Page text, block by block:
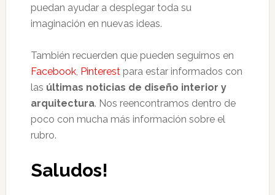
puedan ayudar a desplegar toda su
imaginación en nuevas ideas.
También recuerden que pueden seguirnos en
Facebook, Pinterestpara estar informados con
las últimas noticias de diseño interior y
arquitectura. Nos reencontramos dentro de
poco con mucha más información sobre el
rubro.
Saludos!